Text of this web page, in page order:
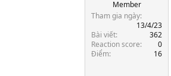
e
Member
Tham gia ngày
13/4/23
Bài viết
362
Reaction score
0
Điểm
16